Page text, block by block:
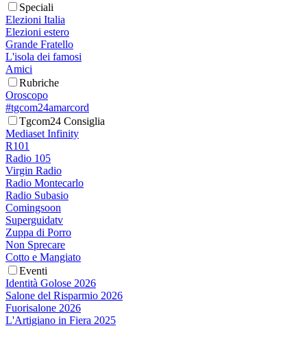
Speciali
Elezioni Italia
Elezioni estero
Grande Fratello
L'isola dei famosi
Amici
Rubriche
Oroscopo
#tgcom24amarcord
Tgcom24 Consiglia
Mediaset Infinity
R101
Radio 105
Virgin Radio
Radio Montecarlo
Radio Subasio
Comingsoon
Superguidatv
Zuppa di Porro
Non Sprecare
Cotto e Mangiato
Eventi
Identità Golose 2026
Salone del Risparmio 2026
Fuorisalone 2026
L'Artigiano in Fiera 2025